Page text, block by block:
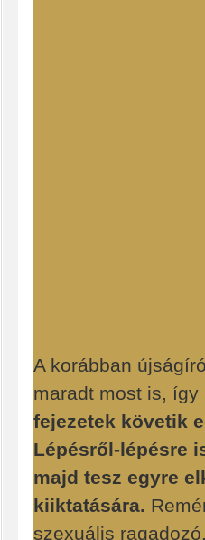
A korábban
maradt most is,
fejezetek követik
Lépésről-lépésre
majd tesz egyre
kiiktatására.
szexuális